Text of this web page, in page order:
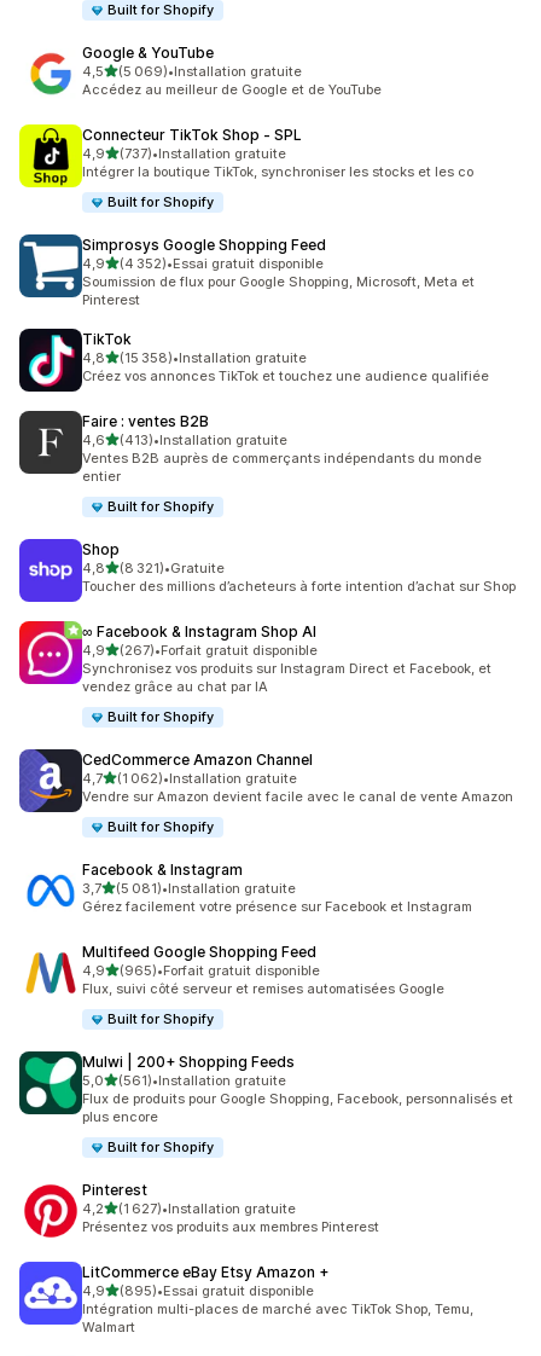
Built for Shopify
Google & YouTube
4,5étoile(s) sur 5
(5 069)
5069 avis au total
•Installation gratuite
Accédez au meilleur de Google et de YouTube
Connecteur TikTok Shop ‑ SPL
4,9étoile(s) sur 5
(737)
737 avis au total
•Installation gratuite
Intégrer la boutique TikTok, synchroniser les stocks et les co
Built for Shopify
Simprosys Google Shopping Feed
4,9étoile(s) sur 5
(4 352)
4352 avis au total
•Essai gratuit disponible
Soumission de flux pour Google Shopping, Microsoft, Meta et
Pinterest
TikTok
4,8étoile(s) sur 5
(15 358)
15358 avis au total
•Installation gratuite
Créez vos annonces TikTok et touchez une audience qualifiée
Faire : ventes B2B
4,6étoile(s) sur 5
(413)
413 avis au total
•Installation gratuite
Ventes B2B auprès de commerçants indépendants du monde
entier
Built for Shopify
Shop
4,8étoile(s) sur 5
(8 321)
8321 avis au total
•Gratuite
Toucher des millions d’acheteurs à forte intention d’achat sur Shop
∞ Facebook & Instagram Shop AI
4,9étoile(s) sur 5
(267)
267 avis au total
•Forfait gratuit disponible
Synchronisez vos produits sur Instagram Direct et Facebook, et
vendez grâce au chat par IA
Built for Shopify
CedCommerce Amazon Channel
4,7étoile(s) sur 5
(1 062)
1062 avis au total
•Installation gratuite
Vendre sur Amazon devient facile avec le canal de vente Amazon
Built for Shopify
Facebook & Instagram
3,7étoile(s) sur 5
(5 081)
5081 avis au total
•Installation gratuite
Gérez facilement votre présence sur Facebook et Instagram
Multifeed Google Shopping Feed
4,9étoile(s) sur 5
(965)
965 avis au total
•Forfait gratuit disponible
Flux, suivi côté serveur et remises automatisées Google
Built for Shopify
Mulwi | 200+ Shopping Feeds
5,0étoile(s) sur 5
(561)
561 avis au total
•Installation gratuite
Flux de produits pour Google Shopping, Facebook, personnalisés et
plus encore
Built for Shopify
Pinterest
4,2étoile(s) sur 5
(1 627)
1627 avis au total
•Installation gratuite
Présentez vos produits aux membres Pinterest
LitCommerce eBay Etsy Amazon +
4,9étoile(s) sur 5
(895)
895 avis au total
•Essai gratuit disponible
Intégration multi-places de marché avec TikTok Shop, Temu,
Walmart